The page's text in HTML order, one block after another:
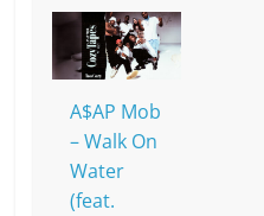
A$AP Mob
– Walk On
Water
(feat.